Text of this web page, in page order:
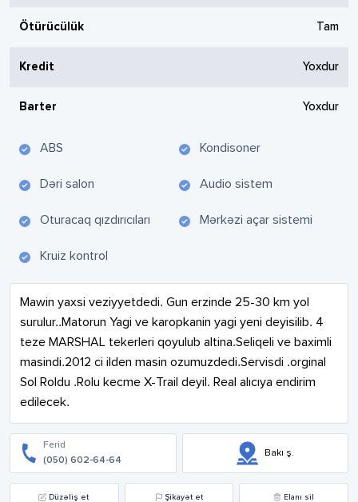
Ötürücülük Tam
Kredit Yoxdur
Barter Yoxdur
ABS Kondisoner
Dəri salon Audio sistem
Oturacaq qızdırıcıları Mərkəzi açar sistemi
Kruiz kontrol
Mawin yaxsi veziyyetdedi. Gun erzinde 25-30 km yol
surulur..Matorun Yagi ve karopkanin yagi yeni deyisilib. 4
teze MARSHAL tekerleri qoyulub altina.Seliqeli ve baximli
masindi.2012 ci ilden masin ozumuzdedi.Servisdi .orginal
Sol Roldu .Rolu kecme X-Trail deyil. Real alıcıya endirim
edilecek.
Ferid
(050) 602-64-64
Bakı ş.
Düzəliş et Şikayət et Elanı sil